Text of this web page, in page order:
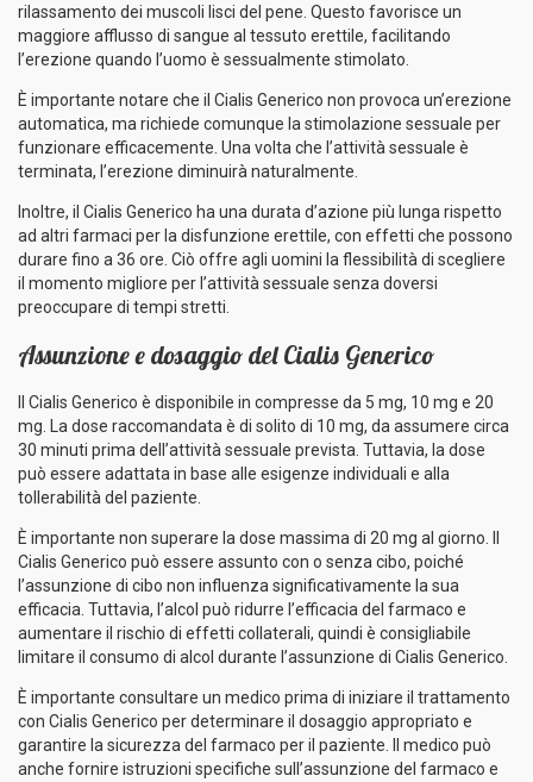
rilassamento dei muscoli lisci del pene. Questo favorisce un
maggiore afflusso di sangue al tessuto erettile, facilitando
l’erezione quando l’uomo è sessualmente stimolato.
È importante notare che il Cialis Generico non provoca un’erezione
automatica, ma richiede comunque la stimolazione sessuale per
funzionare efficacemente. Una volta che l’attività sessuale è
terminata, l’erezione diminuirà naturalmente.
Inoltre, il Cialis Generico ha una durata d’azione più lunga rispetto
ad altri farmaci per la disfunzione erettile, con effetti che possono
durare fino a 36 ore. Ciò offre agli uomini la flessibilità di scegliere
il momento migliore per l’attività sessuale senza doversi
preoccupare di tempi stretti.
Assunzione e dosaggio del Cialis Generico
Il Cialis Generico è disponibile in compresse da 5 mg, 10 mg e 20
mg. La dose raccomandata è di solito di 10 mg, da assumere circa
30 minuti prima dell’attività sessuale prevista. Tuttavia, la dose
può essere adattata in base alle esigenze individuali e alla
tollerabilità del paziente.
È importante non superare la dose massima di 20 mg al giorno. Il
Cialis Generico può essere assunto con o senza cibo, poiché
l’assunzione di cibo non influenza significativamente la sua
efficacia. Tuttavia, l’alcol può ridurre l’efficacia del farmaco e
aumentare il rischio di effetti collaterali, quindi è consigliabile
limitare il consumo di alcol durante l’assunzione di Cialis Generico.
È importante consultare un medico prima di iniziare il trattamento
con Cialis Generico per determinare il dosaggio appropriato e
garantire la sicurezza del farmaco per il paziente. Il medico può
anche fornire istruzioni specifiche sull’assunzione del farmaco e